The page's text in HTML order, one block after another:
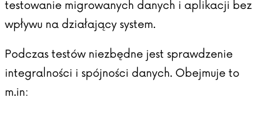
testowanie migrowanych danych i aplikacji bez
wpływu na działający system.
Podczas testów niezbędne jest sprawdzenie
integralności i spójności danych. Obejmuje to
m.in: